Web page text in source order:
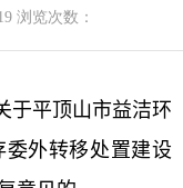
浏览次数：
于平顶山市益洁环
外转移处置建设